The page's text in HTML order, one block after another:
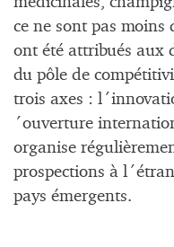
ce ne sont pas
ont été attribués aux
du pôle de
trois axes :
´ouverture
organise
prospections à
pays émergents.